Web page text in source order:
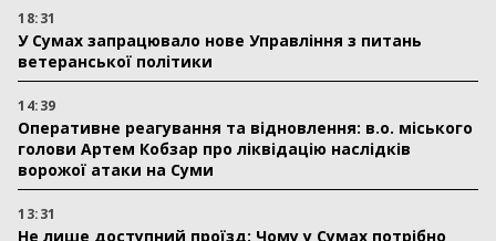
18:31
У Сумах запрацювало нове Управління з питань
ветеранської політики
14:39
Оперативне реагування та відновлення: в.о. міського
голови Артем Кобзар про ліквідацію наслідків
ворожої атаки на Суми
13:31
Не лише доступний проїзд: Чому у Сумах потрібно